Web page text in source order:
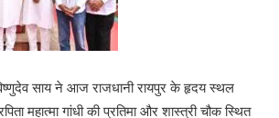
साय ने आज राजधानी रायपुर के हृदय स्थल
महात्मा गांधी की प्रतिमा और शास्त्री चौक स्थित